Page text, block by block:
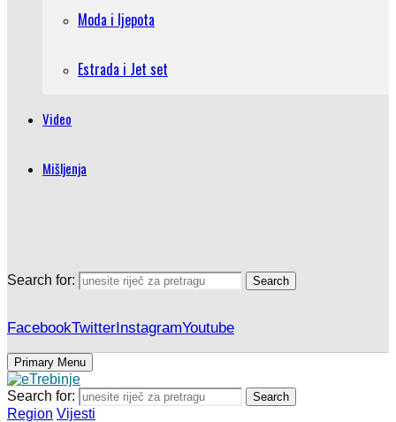
Moda i ljepota
Estrada i Jet set
Video
Mišljenja
Search for: Search
FacebookTwitterInstagramYoutube
Primary Menu
Search for: Search
Region Vijesti